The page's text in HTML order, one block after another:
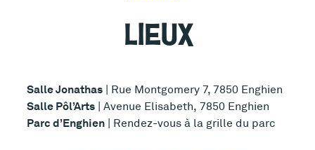
LIEUX
Salle Jonathas | Rue Montgomery 7, 7850 Enghien
Salle Pôl’Arts | Avenue Elisabeth, 7850 Enghien
Parc d’Enghien | Rendez-vous à la grille du parc